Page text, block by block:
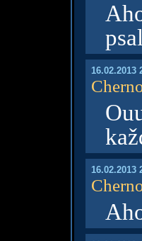
16.02.2013
16.02.2013